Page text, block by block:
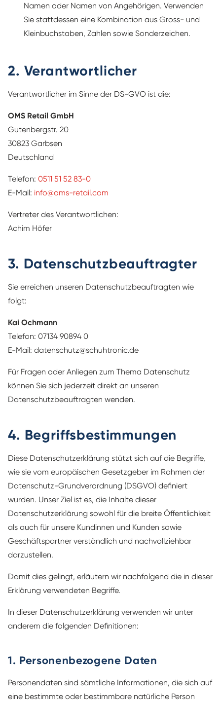
Namen oder Namen von Angehörigen. Verwenden
Sie stattdessen eine Kombination aus Gross- und
Kleinbuchstaben, Zahlen sowie Sonderzeichen.
2. Verantwortlicher
Verantwortlicher im Sinne der DS-GVO ist die:
OMS Retail GmbH
Gutenbergstr. 20
30823 Garbsen
Deutschland
Telefon: 0511 51 52 83-0
E-Mail: info@oms-retail.com
Vertreter des Verantwortlichen:
Achim Höfer
3. Datenschutzbeauftragter
Sie erreichen unseren Datenschutzbeauftragten wie
folgt:
Kai Ochmann
Telefon: 07134 90894 0
E-Mail: datenschutz@schuhtronic.de
Für Fragen oder Anliegen zum Thema Datenschutz
können Sie sich jederzeit direkt an unseren
Datenschutzbeauftragten wenden.
4. Begriffsbestimmungen
Diese Datenschutzerklärung stützt sich auf die Begriffe,
wie sie vom europäischen Gesetzgeber im Rahmen der
Datenschutz-Grundverordnung (DSGVO) definiert
wurden. Unser Ziel ist es, die Inhalte dieser
Datenschutzerklärung sowohl für die breite Öffentlichkeit
als auch für unsere Kundinnen und Kunden sowie
Geschäftspartner verständlich und nachvollziehbar
darzustellen.
Damit dies gelingt, erläutern wir nachfolgend die in dieser
Erklärung verwendeten Begriffe.
In dieser Datenschutzerklärung verwenden wir unter
anderem die folgenden Definitionen:
1. Personenbezogene Daten
Personendaten sind sämtliche Informationen, die sich auf
eine bestimmte oder bestimmbare natürliche Person